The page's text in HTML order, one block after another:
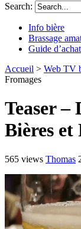
Search:
Info bière
Brassage
Guide d’achat
Accueil > Web TV
Fromages
Teaser –
Bières et
565 views Thomas